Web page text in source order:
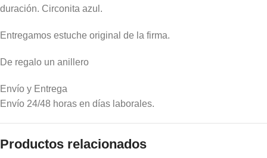
duración. Circonita azul.
Entregamos estuche original de la firma.
De regalo un anillero
Envío y Entrega
Envío 24/48 horas en días laborales.
Productos relacionados